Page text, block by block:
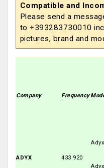
Compatible and
Please send a
to +393283730010
pictures, brand and
Company Frequency
ADYX 433.920